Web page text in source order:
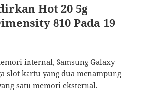
Hot 20 5g
810 Pada 19
internal, Samsung Galaxy
slot kartu yang dua menampung
satu memori eksternal.